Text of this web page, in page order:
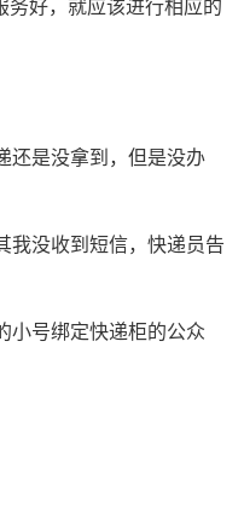
务好，就应该进行相应的
还是没拿到，但是没办
我没收到短信，快递员告
小号绑定快递柜的公众